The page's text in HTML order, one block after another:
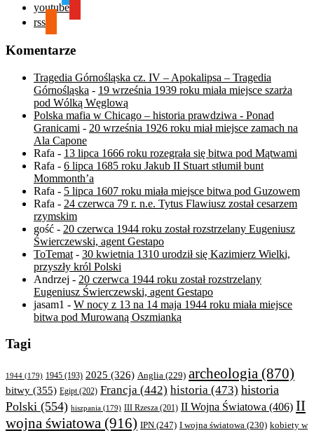
youtube
rss
Komentarze
Tragedia Górnośląska cz. IV – Apokalipsa – Tragedia
Górnośląska - 19 września 1939 roku miała miejsce szarża
pod Wólką Węglową
Polska mafia w Chicago – historia prawdziwa - Ponad
Granicami - 20 września 1926 roku miał miejsce zamach na
Ala Capone
Rafa - 13 lipca 1666 roku rozegrała się bitwa pod Mątwami
Rafa - 6 lipca 1685 roku Jakub II Stuart stłumił bunt
Mommonth’a
Rafa - 5 lipca 1607 roku miała miejsce bitwa pod Guzowem
Rafa - 24 czerwca 79 r. n.e. Tytus Flawiusz został cesarzem
rzymskim
gość - 20 czerwca 1944 roku został rozstrzelany Eugeniusz
Świerczewski, agent Gestapo
ToTemat - 30 kwietnia 1310 urodził się Kazimierz Wielki,
przyszły król Polski
Andrzej - 20 czerwca 1944 roku został rozstrzelany
Eugeniusz Świerczewski, agent Gestapo
jasam1 - W nocy z 13 na 14 maja 1944 roku miała miejsce
bitwa pod Murowaną Oszmianką
Tagi
1944 (179) 1945 (193) 2025 (326) Anglia (229) archeologia (870)
bitwy (355) Egipt(202) Francja (442) historia (473) historia
Polski (554) hiszpania (179) III Rzesza (201) II Wojna Światowa (406) II
wojna światowa (916) IPN (247) I wojna światowa (230) kobiety w